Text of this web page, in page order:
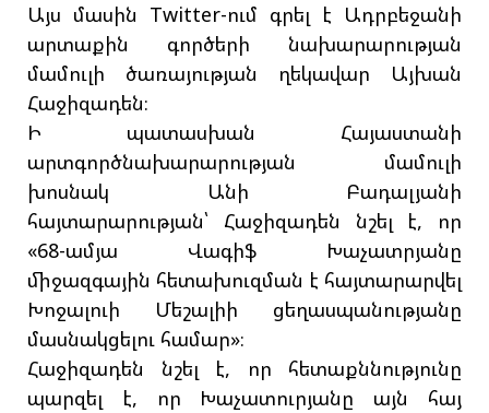
Այս մասին Twitter-ում գրել է Ադրբեջանի
արտաքին գործերի նախարարության
մամուլի ծառայության ղեկավար Այխան
Հաջիզադեն։
Ի պատասխան Հայաստանի
արտգործնախարարության մամուլի
խոսնակ Անի Բադալյանի
հայտարարության՝ Հաջիզադեն նշել է, որ
«68-ամյա Վագիֆ Խաչատրյանը
միջազգային հետախուզման է հայտարարվել
Խոջալուի Մեշալիի ցեղասպանությանը
մասնակցելու համար»։
Հաջիզադեն նշել է, որ հետաքննությունը
պարզել է, որ Խաչատուրյանը այն հայ